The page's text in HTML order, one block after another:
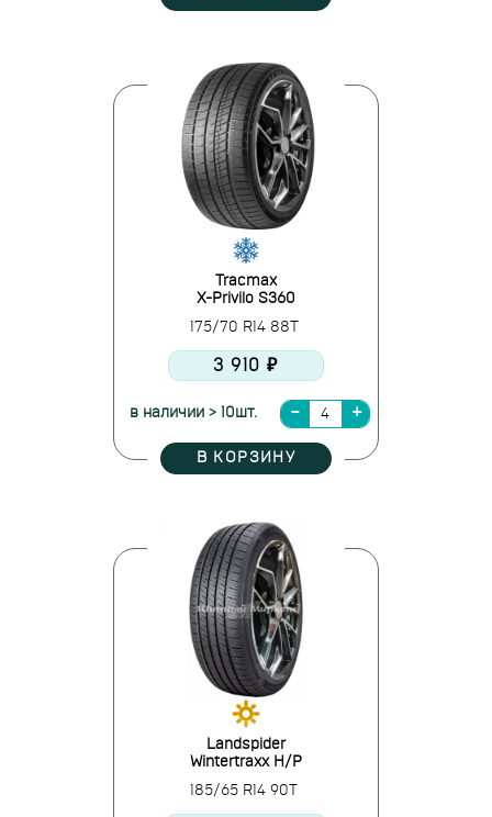
Tracmax
X-Privilo S360
175/70 R14 88T
3 910 ₽
в наличии > 10шт.
В КОРЗИНУ
Landspider
Wintertraxx H/P
185/65 R14 90T